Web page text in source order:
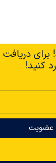
برای
کنید!
عضویت